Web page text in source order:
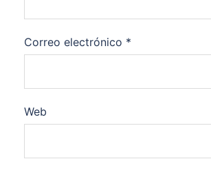
Correo electrónico *
Web